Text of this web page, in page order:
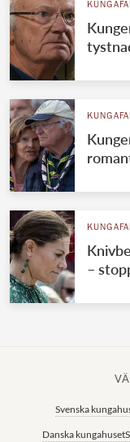
–
Svenska
Danska kungahuset